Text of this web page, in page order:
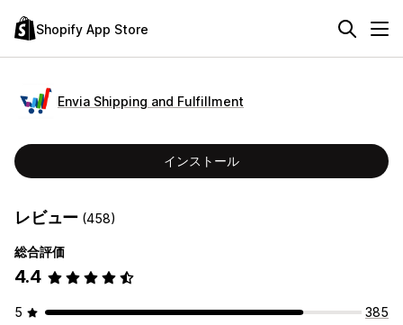
Shopify App Store
Envia Shipping and Fulfillment
インストール
レビュー (458)
総合評価
4.4
5
385